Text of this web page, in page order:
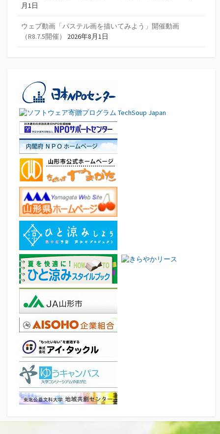
月1日
ウェブ動画「パステル画を描いてみよう」開催動画
（R8.7.5開催）
2026年8月1日